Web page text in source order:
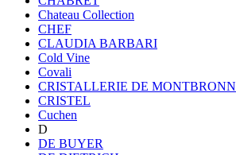
Chateau Collection
CHEF
CLAUDIA BARBARI
Cold Vine
Covali
CRISTALLERIE DE MONTBRONN
CRISTEL
Cuchen
D
DE BUYER